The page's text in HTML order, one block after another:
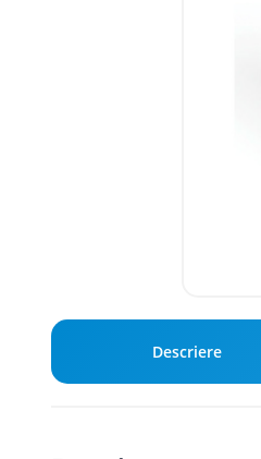
Descriere